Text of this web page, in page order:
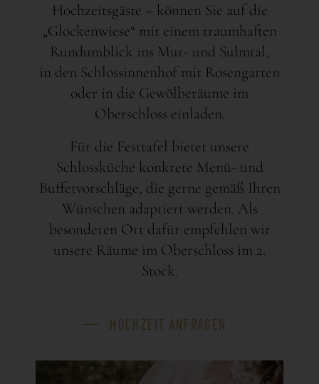
Hochzeitsgäste – können Sie auf die
„Glockenwiese“ mit einem traumhaften
Rundumblick ins Mur- und Sulmtal,
in den Schlossinnenhof mit Rosengarten
oder in die Gewölberäume im
Oberschloss einladen.
Für die Festtafel bietet unsere
Schlossküche konkrete Menü- und
Buffetvorschläge, die gerne gemäß Ihren
Wünschen adaptiert werden. Als
besonderen Ort dafür empfehlen wir
unsere Räume im Oberschloss im 2.
Stock.
HOCHZEIT ANFRAGEN